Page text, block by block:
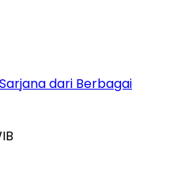
dari Berbagai